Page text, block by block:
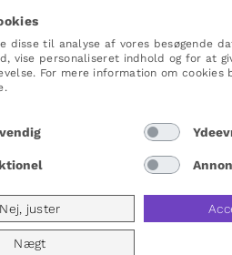
Om Woo Me
Levering og diskret indpakning
Reviews Woo Me
disse til analyse af vores besøgende
vise personaliseret indhold og for at
For mere information om cookies
Nej, juster
Nægt